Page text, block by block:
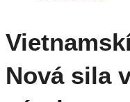
Nová sila